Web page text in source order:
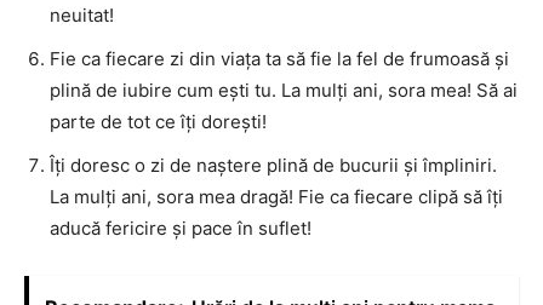
neuitat!
Fie ca fiecare zi din viața ta să fie la fel de frumoasă și
plină de iubire cum ești tu. La mulți ani, sora mea! Să ai
parte de tot ce îți dorești!
Îți doresc o zi de naștere plină de bucurii și împliniri.
La mulți ani, sora mea dragă! Fie ca fiecare clipă să îți
aducă fericire și pace în suflet!